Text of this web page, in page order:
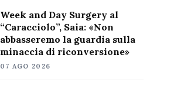
Week and Day Surgery al
“Caracciolo”, Saia: «Non
abbasseremo la guardia sulla
minaccia di riconversione»
07 AGO 2026